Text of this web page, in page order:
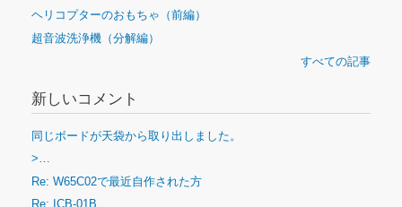
ヘリコプターのおもちゃ（前編）
超音波洗浄機（分解編）
すべての記事
新しいコメント
同じボードが天袋から取り出しました。
>…
Re: W65C02で最近自作された方
Re: ICB-01B